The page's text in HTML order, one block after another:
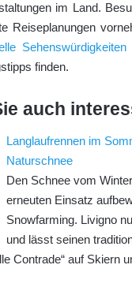
im Land.
Reiseplanungen
Sehenswürdigkeiten
finden.
auch
Langlaufrennen im
Naturschnee
Den Schnee vom
erneuten Einsatz
Snowfarming. Livigno
und lässt seinen
Contrade“ auf Skiern